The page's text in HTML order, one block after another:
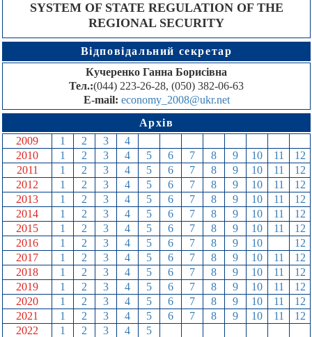
SYSTEM OF STATE REGULATION OF THE
REGIONAL SECURITY
Відповідальний секретар
Кучеренко Ганна Борисівна
Тел.:(044) 223-26-28, (050) 382-06-63
E-mail: economy_2008@ukr.net
Архів
2009
1 2 3 4
2010
1 2 3 4 5 6 7 8 9 10 11
12
2011
1 2 3 4 5 6 7 8 9 10 11
12
2012
1 2 3 4 5 6 7 8 9 10 11
12
2013
1 2 3 4 5 6 7 8 9 10 11
12
2014
1 2 3 4 5 6 7 8 9 10 11
12
2015
1 2 3 4 5 6 7 8 9 10 11
12
2016
1 2 3 4 5 6 7 8 9 10
12
2017
1 2 3 4 5 6 7 8 9 10 11
12
2018
1 2 3 4 5 6 7 8 9 10 11
12
2019
1 2 3 4 5 6 7 8 9 10 11
12
2020
1 2 3 4 5 6 7 8 9 10 11
12
2021
1 2 3 4 5 6 7 8 9 10 11
12
2022
1 2 3 4 5